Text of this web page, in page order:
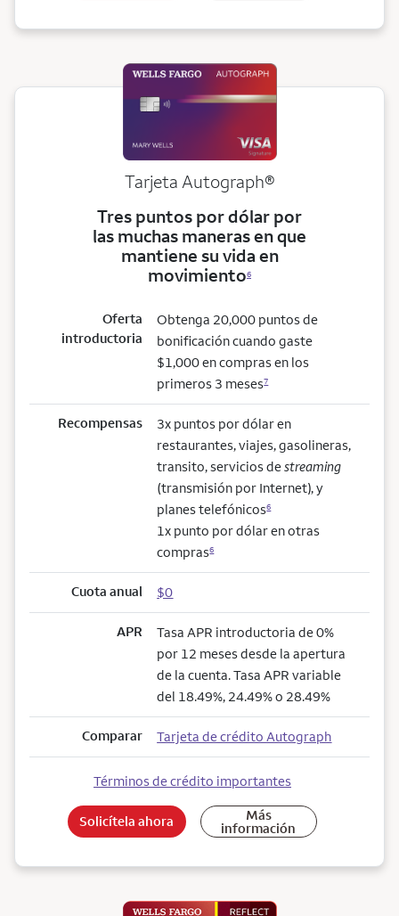
Tarjeta Autograph®
Tres puntos por dólar por
las muchas maneras en que
mantiene su vida en
movimiento6
Oferta
introductoria
Obtenga 20,000 puntos de
bonificación cuando gaste
$1,000 en compras en los
primeros 3 meses7
Recompensas
3x puntos por dólar en
restaurantes, viajes, gasolineras,
transito, servicios destreaming
(transmisión por Internet), y
planes telefónicos6
1x punto por dólar en otras
compras6
Cuota anual $0
APR
Tasa APR introductoria de 0%
por 12 meses desde la apertura
de la cuenta. Tasa APR variable
del 18.49%, 24.49% o 28.49%
Comparar Tarjeta de crédito Autograph
Términos de crédito importantes
Solicítela ahora Más
información